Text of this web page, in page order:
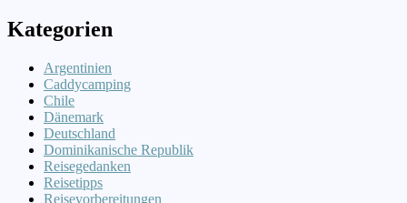
Kategorien
Argentinien
Caddycamping
Chile
Dänemark
Deutschland
Dominikanische Republik
Reisegedanken
Reisetipps
Reisevorbereitungen